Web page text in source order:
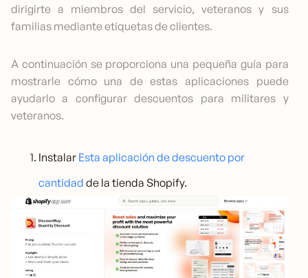
dirigirte a miembros del servicio, veteranos y sus
familias mediante etiquetas de clientes.
A continuación se proporciona una pequeña guía para
mostrarle cómo una de estas aplicaciones puede
ayudarlo a configurar descuentos para militares y
veteranos.
Instalar Esta aplicación de descuento por
cantidad de la tienda Shopify.